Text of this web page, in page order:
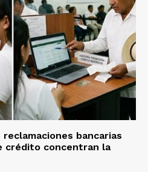
bancarias
crédito concentran la